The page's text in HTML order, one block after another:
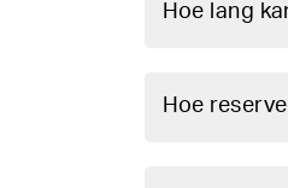
Hoe lang
Hoe